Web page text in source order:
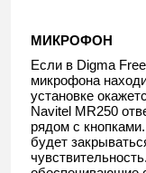
МИКРОФОН
Если в Digma
микрофона
установке
Navitel MR250
рядом с
будет